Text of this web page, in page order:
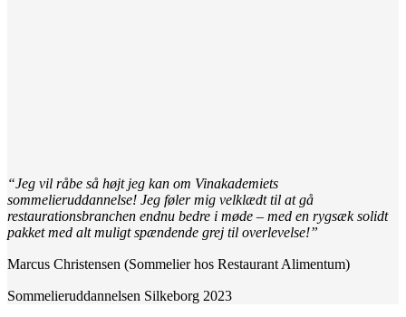
“Jeg vil råbe så højt jeg kan om Vinakademiets
sommelieruddannelse! Jeg føler mig velklædt til at gå
restaurationsbranchen endnu bedre i møde – med en rygsæk solidt
pakket med alt muligt spændende grej til overlevelse!”
Marcus Christensen (Sommelier hos Restaurant Alimentum)
Sommelieruddannelsen Silkeborg 2023